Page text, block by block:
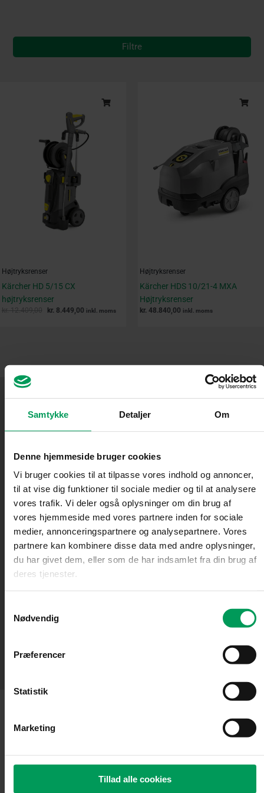
Samtykke Detaljer Om
Denne hjemmeside bruger cookies
Vi bruger cookies til at tilpasse vores indhold og annoncer,
til at vise dig funktioner til sociale medier og til at analysere
vores trafik. Vi deler også oplysninger om din brug af
vores hjemmeside med vores partnere inden for sociale
medier, annonceringspartnere og analysepartnere. Vores
partnere kan kombinere disse data med andre oplysninger,
du har givet dem, eller som de har indsamlet fra din brug af
deres tjenester.
Nødvendig
Præferencer
Statistik
Marketing
Tillad alle cookies
Filtre
Højtryksrenser
Kärcher HD 5/15 CX
højtryksrenser
kr. 12.409,00.
kr. 8.449,00
kr. 8.449,00.
inkl. moms
Højtryksrenser
Kärcher HDS 10/21-4 MXA
Højtryksrenser
kr. 48.840,00 inkl. moms
Kontakt